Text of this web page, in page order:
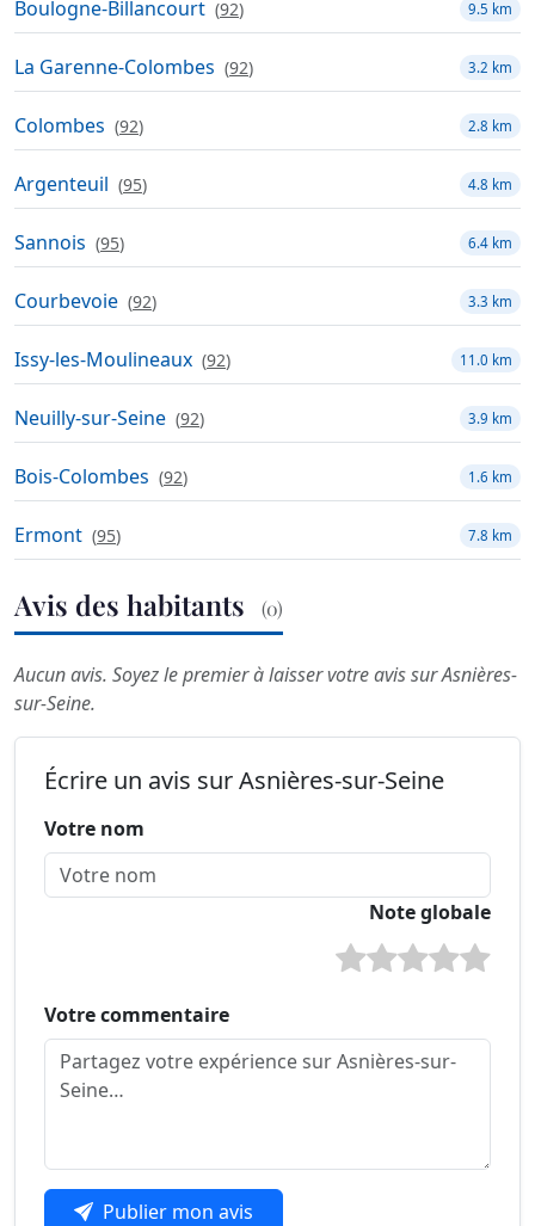
Boulogne-Billancourt (92) 9.5 km
La Garenne-Colombes (92) 3.2 km
Colombes (92) 2.8 km
Argenteuil (95) 4.8 km
Sannois (95) 6.4 km
Courbevoie (92) 3.3 km
Issy-les-Moulineaux (92) 11.0 km
Neuilly-sur-Seine (92) 3.9 km
Bois-Colombes (92) 1.6 km
Ermont (95) 7.8 km
Avis des habitants (0)
Aucun avis. Soyez le premier à laisser votre avis sur Asnières-
sur-Seine.
Écrire un avis sur Asnières-sur-Seine
Votre nom
Note globale
Votre commentaire
Publier mon avis